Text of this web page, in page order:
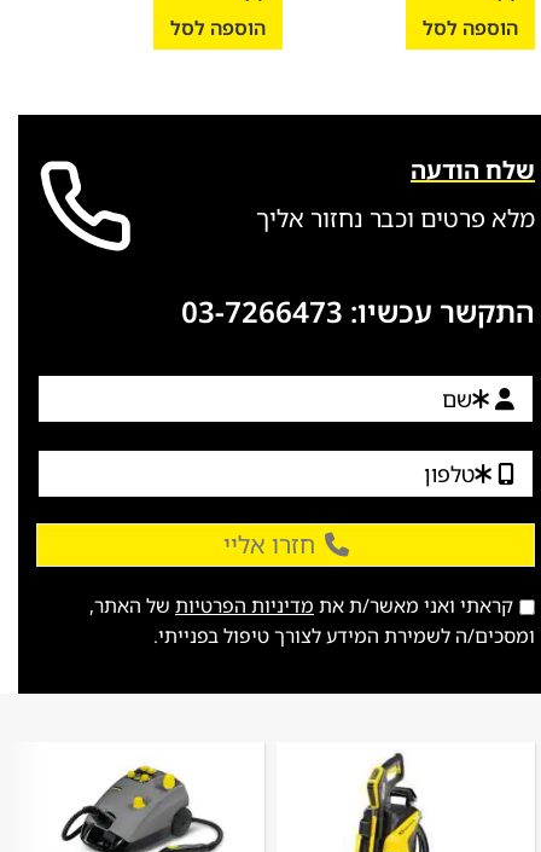
הוספה לסל הוספה לסל
שלח הודעה
מלא פרטים וכבר נחזור אליך
התקשר עכשיו: 03-7266473
חזרו אליי
קראתי ואני מאשר/ת את מדיניות הפרטיות של האתר,
ומסכים/ה לשמירת המידע לצורך טיפול בפנייתי.